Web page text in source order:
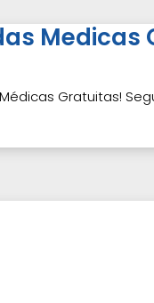
Medicas
Gratuitas!